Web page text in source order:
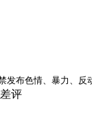
布色情、暴力、反
差评